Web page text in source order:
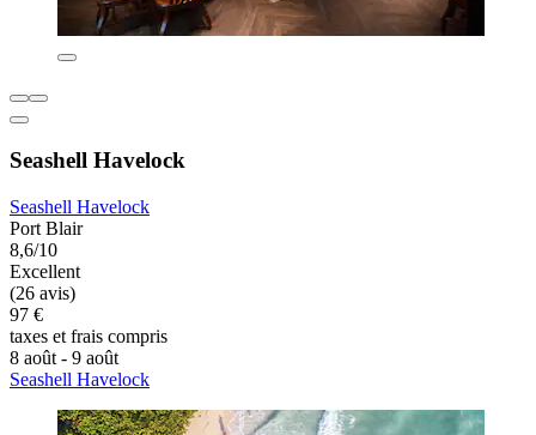
Seashell Havelock
Seashell Havelock
Port Blair
8,6/10
Excellent
(26 avis)
97 €
taxes et frais compris
8 août - 9 août
Seashell Havelock